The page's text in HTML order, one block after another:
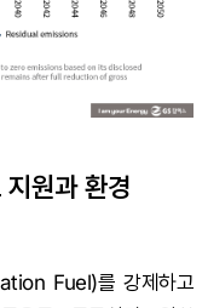
원과 환경
Fuel)를 강제하고